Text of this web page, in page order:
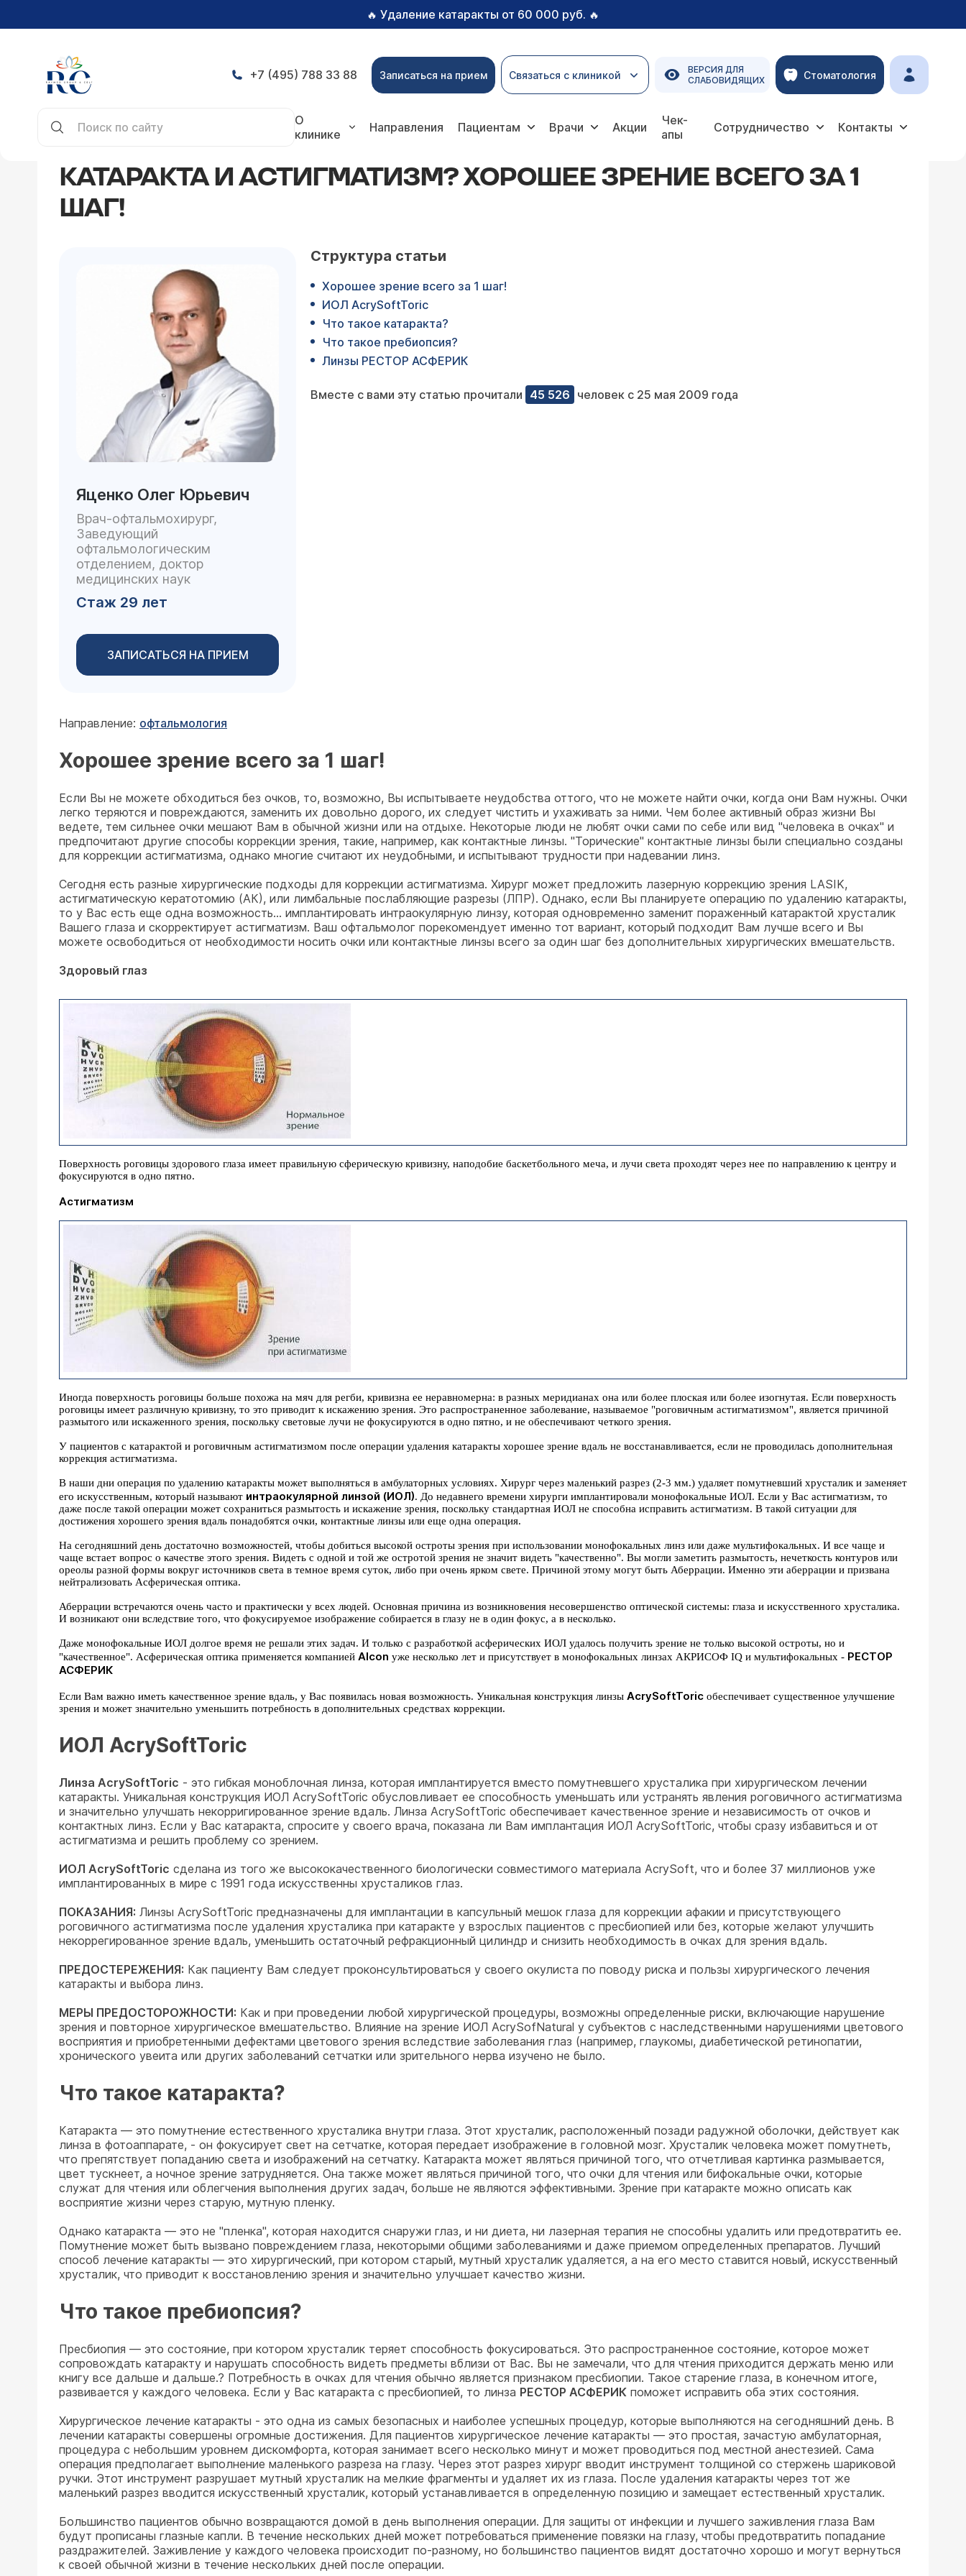
🔥 Удаление катаракты от 60 000 руб. 🔥
+7 (495) 788 33 88 Записаться на прием Связаться с клиникой
ВЕРСИЯ ДЛЯ
СЛАБОВИДЯЩИХ
Стоматология
О
клинике
Направления Пациентам Врачи Акции
Чек-
апы
Сотрудничество Контакты
КАТАРАКТА И АСТИГМАТИЗМ? ХОРОШЕЕ ЗРЕНИЕ ВСЕГО ЗА 1
ШАГ!
Яценко Олег Юрьевич
Врач-офтальмохирург,
Заведующий
офтальмологическим
отделением, доктор
медицинских наук
Стаж 29 лет
ЗАПИСАТЬСЯ НА ПРИЕМ
Структура статьи
Хорошее зрение всего за 1 шаг!
ИОЛ AcrySoftToric
Что такое катаракта?
Что такое пребиопсия?
Линзы РЕСТОР АСФЕРИК
Вместе с вами эту статью прочитали 45 526 человек с 25 мая 2009 года
Направление: офтальмология
Хорошее зрение всего за 1 шаг!
Если Вы не можете обходиться без очков, то, возможно, Вы испытываете неудобства оттого, что не можете найти очки, когда они Вам нужны. Очки
легко теряются и повреждаются, заменить их довольно дорого, их следует чистить и ухаживать за ними. Чем более активный образ жизни Вы
ведете, тем сильнее очки мешают Вам в обычной жизни или на отдыхе. Некоторые люди не любят очки сами по себе или вид "человека в очках" и
предпочитают другие способы коррекции зрения, такие, например, как контактные линзы. "Торические" контактные линзы были специально созданы
для коррекции астигматизма, однако многие считают их неудобными, и испытывают трудности при надевании линз.
Сегодня есть разные хирургические подходы для коррекции астигматизма. Хирург может предложить лазерную коррекцию зрения LASIK,
астигматическую кератотомию (АК), или лимбальные послабляющие разрезы (ЛПР). Однако, если Вы планируете операцию по удалению катаракты,
то у Вас есть еще одна возможность... имплантировать интраокулярную линзу, которая одновременно заменит пораженный катарактой хрусталик
Вашего глаза и скорректирует астигматизм. Ваш офтальмолог порекомендует именно тот вариант, который подходит Вам лучше всего и Вы
можете освободиться от необходимости носить очки или контактные линзы всего за один шаг без дополнительных хирургических вмешательств.
Здоровый глаз
Поверхность роговицы здорового глаза имеет правильную сферическую кривизну, наподобие баскетбольного меча, и лучи света проходят через нее по направлению к центру и
фокусируются в одно пятно.
Астигматизм
Иногда поверхность роговицы больше похожа на мяч для регби, кривизна ее неравномерна: в разных меридианах она или более плоская или более изогнутая. Если поверхность
роговицы имеет различную кривизну, то это приводит к искажению зрения. Это распространенное заболевание, называемое "роговичным астигматизмом", является причиной
размытого или искаженного зрения, поскольку световые лучи не фокусируются в одно пятно, и не обеспечивают четкого зрения.
У пациентов с катарактой и роговичным астигматизмом после операции удаления катаракты хорошее зрение вдаль не восстанавливается, если не проводилась дополнительная
коррекция астигматизма.
В наши дни операция по удалению катаракты может выполняться в амбулаторных условиях. Хирург через маленький разрез (2-3 мм.) удаляет помутневший хрусталик и заменяет
его искусственным, который называют интраокулярной линзой (ИОЛ). До недавнего времени хирурги имплантировали монофокальные ИОЛ. Если у Вас астигматизм, то
даже после такой операции может сохраниться размытость и искажение зрения, поскольку стандартная ИОЛ не способна исправить астигматизм. В такой ситуации для
достижения хорошего зрения вдаль понадобятся очки, контактные линзы или еще одна операция.
На сегодняшний день достаточно возможностей, чтобы добиться высокой остроты зрения при использовании монофокальных линз или даже мультифокальных. И все чаще и
чаще встает вопрос о качестве этого зрения. Видеть с одной и той же остротой зрения не значит видеть "качественно". Вы могли заметить размытость, нечеткость контуров или
ореолы разной формы вокруг источников света в темное время суток, либо при очень ярком свете. Причиной этому могут быть Аберрации. Именно эти аберрации и призвана
нейтрализовать Асферическая оптика.
Аберрации встречаются очень часто и практически у всех людей. Основная причина из возникновения несовершенство оптической системы: глаза и искусственного хрусталика.
И возникают они вследствие того, что фокусируемое изображение собирается в глазу не в один фокус, а в несколько.
Даже монофокальные ИОЛ долгое время не решали этих задач. И только с разработкой асферических ИОЛ удалось получить зрение не только высокой остроты, но и
"качественное". Асферическая оптика применяется компанией Alcon уже несколько лет и присутствует в монофокальных линзах АКРИСОФ IQ и мультифокальных - РЕСТОР
АСФЕРИК
Если Вам важно иметь качественное зрение вдаль, у Вас появилась новая возможность. Уникальная конструкция линзы AcrySoftToric обеспечивает существенное улучшение
зрения и может значительно уменьшить потребность в дополнительных средствах коррекции.
ИОЛ AcrySoftToric
Линза AcrySoftToric - это гибкая моноблочная линза, которая имплантируется вместо помутневшего хрусталика при хирургическом лечении
катаракты. Уникальная конструкция ИОЛ AcrySoftToric обусловливает ее способность уменьшать или устранять явления роговичного астигматизма
и значительно улучшать некорригированное зрение вдаль. Линза AcrySoftToric обеспечивает качественное зрение и независимость от очков и
контактных линз. Если у Вас катаракта, спросите у своего врача, показана ли Вам имплантация ИОЛ AcrySoftToric, чтобы сразу избавиться и от
астигматизма и решить проблему со зрением.
ИОЛ AcrySoftToric сделана из того же высококачественного биологически совместимого материала AcrySoft, что и более 37 миллионов уже
имплантированных в мире с 1991 года искусственны хрусталиков глаз.
ПОКАЗАНИЯ: Линзы AcrySoftToric предназначены для имплантации в капсульный мешок глаза для коррекции афакии и присутствующего
роговичного астигматизма после удаления хрусталика при катаракте у взрослых пациентов с пресбиопией или без, которые желают улучшить
некоррегированное зрение вдаль, уменьшить остаточный рефракционный цилиндр и снизить необходимость в очках для зрения вдаль.
ПРЕДОСТЕРЕЖЕНИЯ: Как пациенту Вам следует проконсультироваться у своего окулиста по поводу риска и пользы хирургического лечения
катаракты и выбора линз.
МЕРЫ ПРЕДОСТОРОЖНОСТИ: Как и при проведении любой хирургической процедуры, возможны определенные риски, включающие нарушение
зрения и повторное хирургическое вмешательство. Влияние на зрение ИОЛ AcrySofNatural у субъектов с наследственными нарушениями цветового
восприятия и приобретенными дефектами цветового зрения вследствие заболевания глаз (например, глаукомы, диабетической ретинопатии,
хронического увеита или других заболеваний сетчатки или зрительного нерва изучено не было.
Что такое катаракта?
Катаракта — это помутнение естественного хрусталика внутри глаза. Этот хрусталик, расположенный позади радужной оболочки, действует как
линза в фотоаппарате, - он фокусирует свет на сетчатке, которая передает изображение в головной мозг. Хрусталик человека может помутнеть,
что препятствует попаданию света и изображений на сетчатку. Катаракта может являться причиной того, что отчетливая картинка размывается,
цвет тускнеет, а ночное зрение затрудняется. Она также может являться причиной того, что очки для чтения или бифокальные очки, которые
служат для чтения или облегчения выполнения других задач, больше не являются эффективными. Зрение при катаракте можно описать как
восприятие жизни через старую, мутную пленку.
Однако катаракта — это не "пленка", которая находится снаружи глаз, и ни диета, ни лазерная терапия не способны удалить или предотвратить ее.
Помутнение может быть вызвано повреждением глаза, некоторыми общими заболеваниями и даже приемом определенных препаратов. Лучший
способ лечение катаракты — это хирургический, при котором старый, мутный хрусталик удаляется, а на его место ставится новый, искусственный
хрусталик, что приводит к восстановлению зрения и значительно улучшает качество жизни.
Что такое пребиопсия?
Пресбиопия — это состояние, при котором хрусталик теряет способность фокусироваться. Это распространенное состояние, которое может
сопровождать катаракту и нарушать способность видеть предметы вблизи от Вас. Вы не замечали, что для чтения приходится держать меню или
книгу все дальше и дальше.? Потребность в очках для чтения обычно является признаком пресбиопии. Такое старение глаза, в конечном итоге,
развивается у каждого человека. Если у Вас катаракта с пресбиопией, то линза РЕСТОР АСФЕРИК поможет исправить оба этих состояния.
Хирургическое лечение катаракты - это одна из самых безопасных и наиболее успешных процедур, которые выполняются на сегодняшний день. В
лечении катаракты совершены огромные достижения. Для пациентов хирургическое лечение катаракты — это простая, зачастую амбулаторная,
процедура с небольшим уровнем дискомфорта, которая занимает всего несколько минут и может проводиться под местной анестезией. Сама
операция предполагает выполнение маленького разреза на глазу. Через этот разрез хирург вводит инструмент толщиной со стержень шариковой
ручки. Этот инструмент разрушает мутный хрусталик на мелкие фрагменты и удаляет их из глаза. После удаления катаракты через тот же
маленький разрез вводится искусственный хрусталик, который устанавливается в определенную позицию и замещает естественный хрусталик.
Большинство пациентов обычно возвращаются домой в день выполнения операции. Для защиты от инфекции и лучшего заживления глаза Вам
будут прописаны глазные капли. В течение нескольких дней может потребоваться применение повязки на глазу, чтобы предотвратить попадание
раздражителей. Заживление у каждого человека происходит по-разному, но большинство пациентов видят достаточно хорошо и могут вернуться
к своей обычной жизни в течение нескольких дней после операции.